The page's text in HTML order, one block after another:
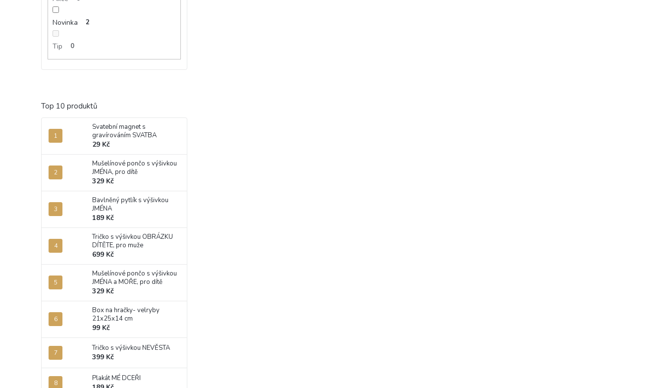
Novinka 2
Tip 0
Top 10 produktů
Svatební magnet s
gravírováním SVATBA
29 Kč
Mušelínové pončo s výšivkou
JMÉNA, pro dítě
329 Kč
Bavlněný pytlík s výšivkou
JMÉNA
189 Kč
Tričko s výšivkou OBRÁZKU
DÍTĚTE, pro muže
699 Kč
Mušelínové pončo s výšivkou
JMÉNA a MOŘE, pro dítě
329 Kč
Box na hračky- velryby
21x25x14 cm
99 Kč
Tričko s výšivkou NEVĚSTA
399 Kč
Plakát MÉ DCEŘI